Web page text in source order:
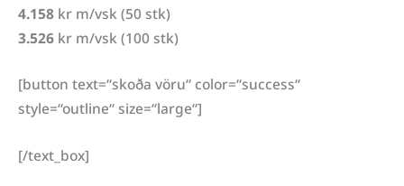
4.158 kr m/vsk (50 stk)
3.526 kr m/vsk (100 stk)
[button text=“skoða vöru“ color=“success“
style=“outline“ size=“large“]
[/text_box]